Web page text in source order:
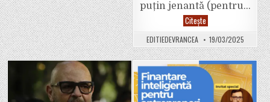
puțin jenantă (pentru…
CiteșteReclamă
înșelătoare.
Paco
are
o
cifră
de
afaceri
de
EDITIEDEVRANCEA 19/03/2025
Posted
in
Posted
in